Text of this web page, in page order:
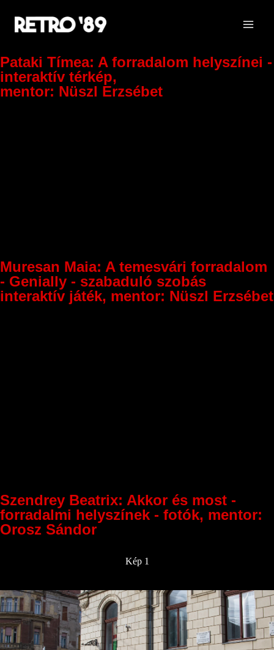
Pataki Tímea: A forradalom helyszínei -
interaktív térkép,
mentor: Nüszl Erzsébet
Muresan Maia: A temesvári forradalom
- Genially - szabaduló szobás
interaktív játék, mentor: Nüszl Erzsébet
Szendrey Beatrix: Akkor és most -
forradalmi helyszínek - fotók, mentor:
Orosz Sándor
Kép 1
Kép 2